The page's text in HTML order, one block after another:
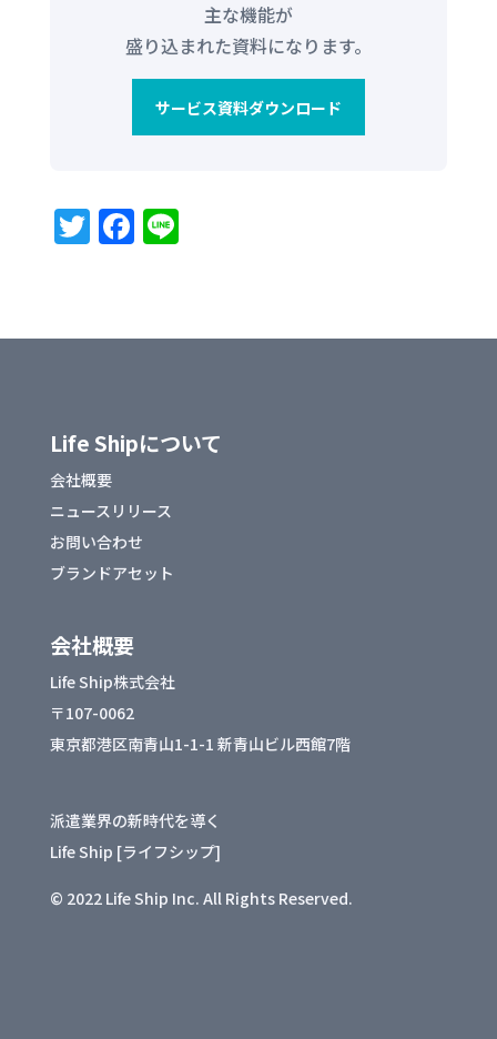
主な機能が
盛り込まれた資料になります。
サービス資料ダウンロード
T
w
te
F
a
e
o
Li
Life Shipについて
会社概要
ニュースリリース
お問い合わせ
ブランドアセット
会社概要
Life Ship株式会社
〒107-0062
東京都港区南青山1-1-1 新青山ビル西館7階
派遣業界の新時代を導く
Life Ship [ライフシップ]
© 2022 Life Ship Inc. All Rights Reserved.